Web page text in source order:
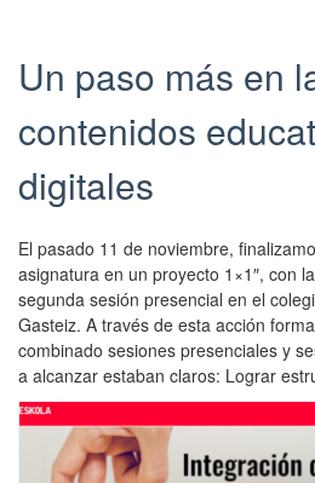
C
e
d
o
n
F
o
r
m
a
c
i
d
w
s
p
a
t
e
d
o
n
2
6
y
w
a
s
u
b
l
i
s
h
e
d
Un paso más en
contenidos
digitales
El pasado 11 de noviembre,
asignatura en un proyecto 1×1″, con
segunda sesión presencial en el
Gasteiz. A través de esta acción
combinado sesiones presenciales y
a alcanzar estaban claros: Lograr